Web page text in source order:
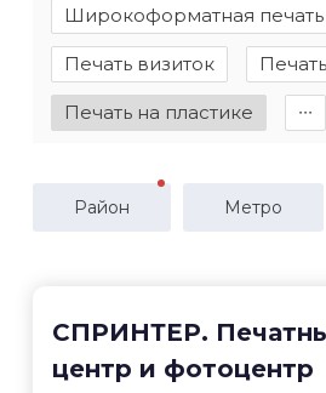
Широкоформатная печать
Печать визиток
Печать на пластике ∙∙∙
Район Метро
СПРИНТЕР.
центр и фотоцентр